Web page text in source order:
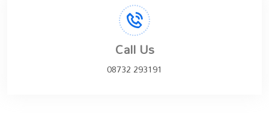
Call Us
08732 293191